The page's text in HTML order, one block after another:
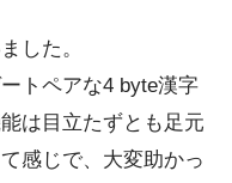
した。
トペアな4 byte漢字
は目立たずとも足元
感じで、大変助かっ